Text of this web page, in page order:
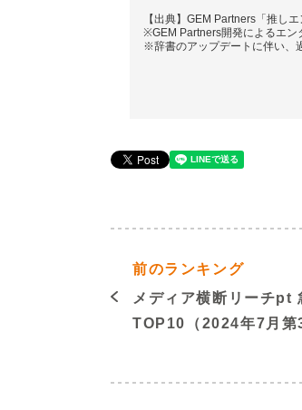
【出典】GEM Partners「推し
※GEM Partners開発によるエン
※辞書のアップデートに伴い、
前のランキング
メディア横断リーチpt
TOP10（2024年7月第